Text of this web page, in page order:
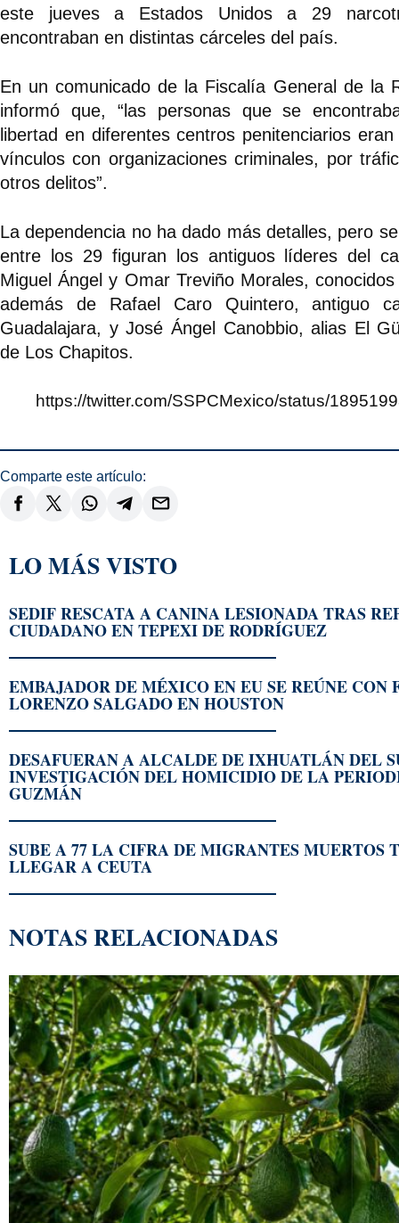
este jueves a Estados Unidos a 29
encontraban en distintas cárceles del país.
En un comunicado de la Fiscalía General de la
informó que, “las personas que se
libertad en diferentes centros penitenciarios
vínculos con organizaciones criminales, por
otros delitos”.
La dependencia no ha dado más detalles, pero
entre los 29 figuran los antiguos líderes del
Miguel Ángel y Omar Treviño Morales,
además de Rafael Caro Quintero, antiguo
Guadalajara, y José Ángel Canobbio, alias El
de Los Chapitos.
https://twitter.com/SSPCMexico/status/
Comparte este artículo:
LO MÁS VISTO
SEDIF RESCATA A CANINA LESIONADA TRAS
CIUDADANO EN TEPEXI DE RODRÍGUEZ
EMBAJADOR DE MÉXICO EN EU SE REÚNE CON
LORENZO SALGADO EN HOUSTON
DESAFUERAN A ALCALDE DE IXHUATLÁN DEL
INVESTIGACIÓN DEL HOMICIDIO DE LA
GUZMÁN
SUBE A 77 LA CIFRA DE MIGRANTES MUERTOS
LLEGAR A CEUTA
NOTAS RELACIONADAS